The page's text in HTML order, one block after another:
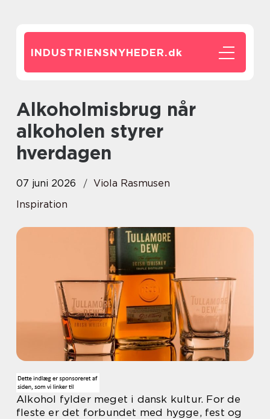
INDUSTRIENSNYHEDER.dk
Alkoholmisbrug når
alkoholen styrer
hverdagen
07 juni 2026
Viola Rasmusen
Inspiration
Alkohol fylder meget i dansk kultur. For de
fleste er det forbundet med hygge, fest og